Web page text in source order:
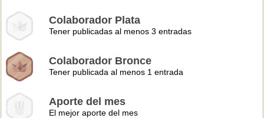
Colaborador Plata
Tener publicadas al menos 3 entradas
Colaborador Bronce
Tener publicada al menos 1 entrada
Aporte del mes
El mejor aporte del mes